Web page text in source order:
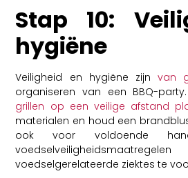
Stap 10:
hygiëne
Veiligheid en hygiëne zijn van
organiseren van een BBQ-
grillen op een veilige afstand
materialen en houd een
ook voor voldoende
voedselgerelateerde ziektes te